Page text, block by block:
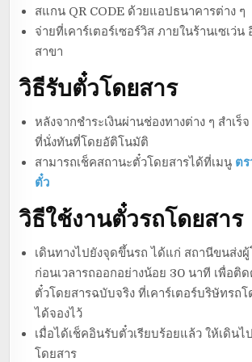
สแกน QR CODE ด้วยแอปธนาคารต่าง ๆ
จ่ายที่เคาร์เตอร์เซอร์วิส ภายในร้านเซเว่น
สาขา
วิธีรับตั๋วโดยสาร
หลังจากชำระเงินผ่านช่องทางต่าง ๆ สำเร็
ที่นั่งทันที่โดยอัติโนมัติ
สามารถเช็คสถานะตั๋วโดยสารได้ที่เมนู ต
ตั๋ว
วิธีใช้งานตั๋วรถโดยสาร
เดินทางไปยังจุดขึ้นรถ ได้แก่ สถานีขนส่งผู้
ก่อนเวลารถออกอย่างน้อย 30 นาที เพื่อติ
ตั๋วโดยสารฉบับจริง ที่เคาร์เตอร์บริษัทรถ
ได้จองไว้
เมื่อได้เช็คอินรับตั๋วเรียบร้อยแล้ว ให้เดินไ
โดยสาร